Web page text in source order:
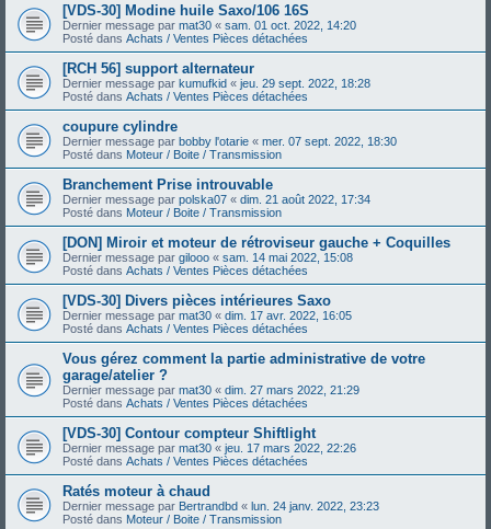
[VDS-30] Modine huile Saxo/106 16S
Dernier message par mat30 « sam. 01 oct. 2022, 14:20
Posté dans Achats / Ventes Pièces détachées
[RCH 56] support alternateur
Dernier message par kumufkid « jeu. 29 sept. 2022, 18:28
Posté dans Achats / Ventes Pièces détachées
coupure cylindre
Dernier message par bobby l'otarie « mer. 07 sept. 2022, 18:30
Posté dans Moteur / Boite / Transmission
Branchement Prise introuvable
Dernier message par polska07 « dim. 21 août 2022, 17:34
Posté dans Moteur / Boite / Transmission
[DON] Miroir et moteur de rétroviseur gauche + Coquilles
Dernier message par gilooo « sam. 14 mai 2022, 15:08
Posté dans Achats / Ventes Pièces détachées
[VDS-30] Divers pièces intérieures Saxo
Dernier message par mat30 « dim. 17 avr. 2022, 16:05
Posté dans Achats / Ventes Pièces détachées
Vous gérez comment la partie administrative de votre
garage/atelier ?
Dernier message par mat30 « dim. 27 mars 2022, 21:29
Posté dans Achats / Ventes Pièces détachées
[VDS-30] Contour compteur Shiftlight
Dernier message par mat30 « jeu. 17 mars 2022, 22:26
Posté dans Achats / Ventes Pièces détachées
Ratés moteur à chaud
Dernier message par Bertrandbd « lun. 24 janv. 2022, 23:23
Posté dans Moteur / Boite / Transmission